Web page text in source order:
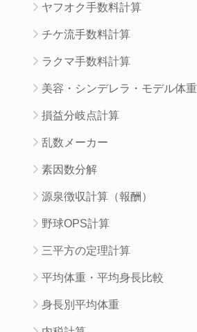
ヤフオク手数料計算
チケ流手数料計算
ラクマ手数料計算
美容・シンデレラ・モデル体重
損益分岐点計算
乱数メーカー
素因数分解
源泉徴収計算（報酬）
野球OPS計算
三平方の定理計算
平均体重・平均身長比較
身長別平均体重